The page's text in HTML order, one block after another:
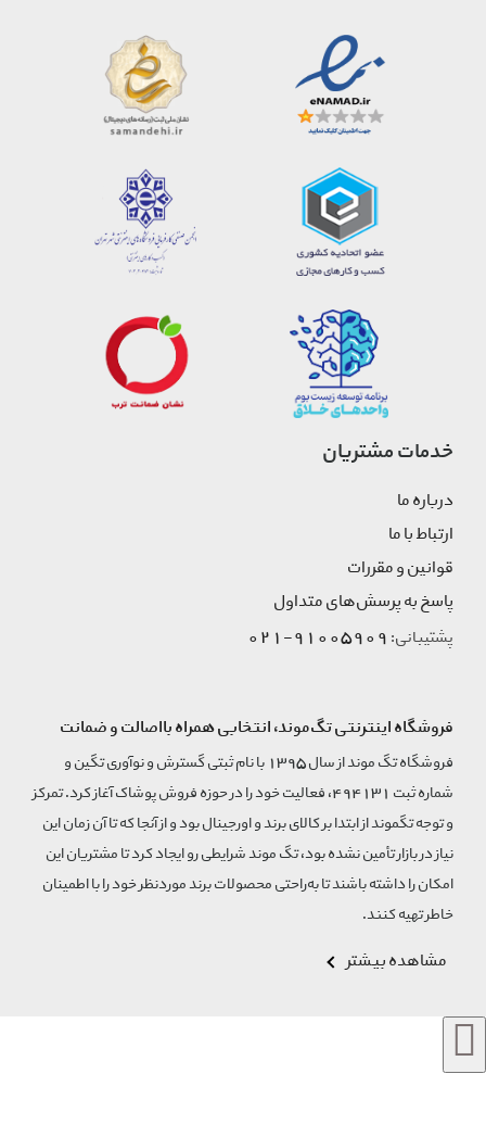
خدمات مشتریان
درباره ما
ارتباط با ما
قوانین و مقررات
پاسخ به پرسش‌های متداول
پشتیبانی:91005909-021
فروشگاه اینترنتی تگ‌موند، انتخابی همراه بااصالت و ضمانت
فروشگاه تگ موند از سال 1395 با نام ثبتی گسترش و نوآوری تگین و
شماره ثبت 494131، فعالیت خود را در حوزه فروش پوشاک آغاز کرد. تمرکز
و توجه تگموند از ابتدا بر کالای برند و اورجینال بود و از آنجا که تا آن زمان این
نیاز در بازار تأمین نشده بود، تگ موند شرایطی رو ایجاد کرد تا مشتریان این
امکان را داشته باشند تا به‌راحتی محصولات برند مورد‌نظر خود را با اطمینان
خاطر تهیه کنند.
مشاهده بیشتر